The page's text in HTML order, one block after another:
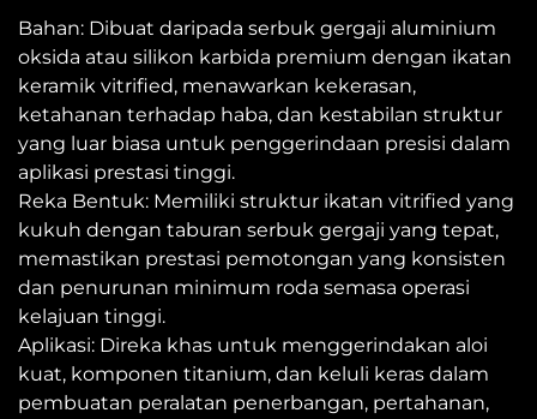
Bahan: Dibuat daripada serbuk gergaji aluminium
oksida atau silikon karbida premium dengan ikatan
keramik vitrified, menawarkan kekerasan,
ketahanan terhadap haba, dan kestabilan struktur
yang luar biasa untuk penggerindaan presisi dalam
aplikasi prestasi tinggi.
Reka Bentuk: Memiliki struktur ikatan vitrified yang
kukuh dengan taburan serbuk gergaji yang tepat,
memastikan prestasi pemotongan yang konsisten
dan penurunan minimum roda semasa operasi
kelajuan tinggi.
Aplikasi: Direka khas untuk menggerindakan aloi
kuat, komponen titanium, dan keluli keras dalam
pembuatan peralatan penerbangan, pertahanan,